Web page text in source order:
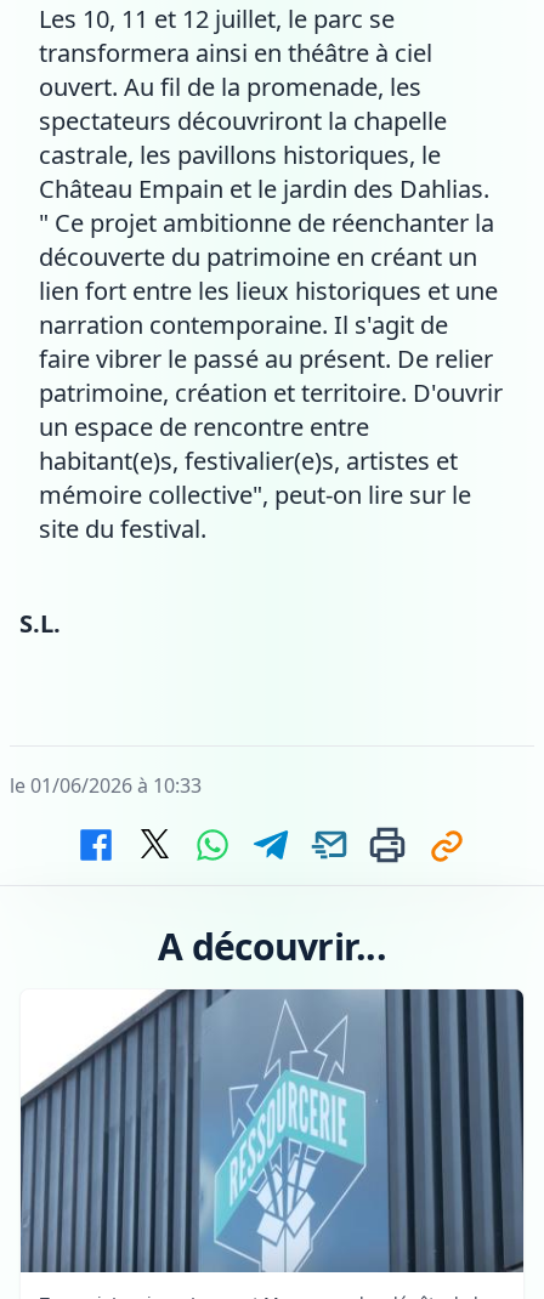
Les 10, 11 et 12 juillet, le parc se
transformera ainsi en théâtre à ciel
ouvert. Au fil de la promenade, les
spectateurs découvriront la chapelle
castrale, les pavillons historiques, le
Château Empain et le jardin des Dahlias.
" Ce projet ambitionne de réenchanter la
découverte du patrimoine en créant un
lien fort entre les lieux historiques et une
narration contemporaine. Il s'agit de
faire vibrer le passé au présent. De relier
patrimoine, création et territoire. D'ouvrir
un espace de rencontre entre
habitant(e)s, festivalier(e)s, artistes et
mémoire collective", peut-on lire sur le
site du festival.
S.L.
le 01/06/2026 à 10:33
A découvrir...